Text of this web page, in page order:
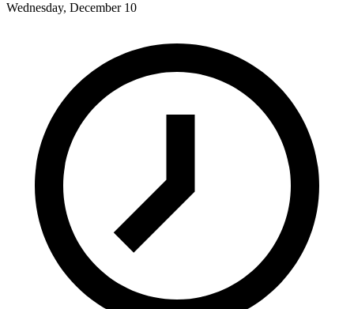
Wednesday, December 10